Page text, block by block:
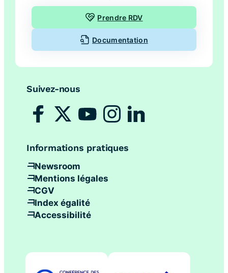
Prendre RDV
Documentation
Suivez-nous
Informations pratiques
Newsroom
Mentions légales
CGV
Index égalité
Accessibilité